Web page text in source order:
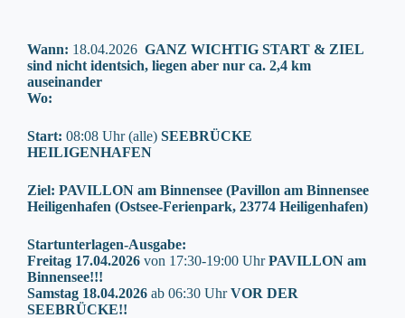
Wann: 18.04.2026 GANZ WICHTIG START & ZIEL
sind nicht identsich, liegen aber nur ca. 2,4 km
auseinander
Wo:
Start: 08:08 Uhr (alle) SEEBRÜCKE
HEILIGENHAFEN
Ziel: PAVILLON am Binnensee (Pavillon am Binnensee
Heiligenhafen (Ostsee-Ferienpark, 23774 Heiligenhafen)
Startunterlagen-Ausgabe:
Freitag 17.04.2026 von 17:30-19:00 UhrPAVILLON am
Binnensee!!!
Samstag 18.04.2026 ab 06:30 UhrVOR DER
SEEBRÜCKE!!